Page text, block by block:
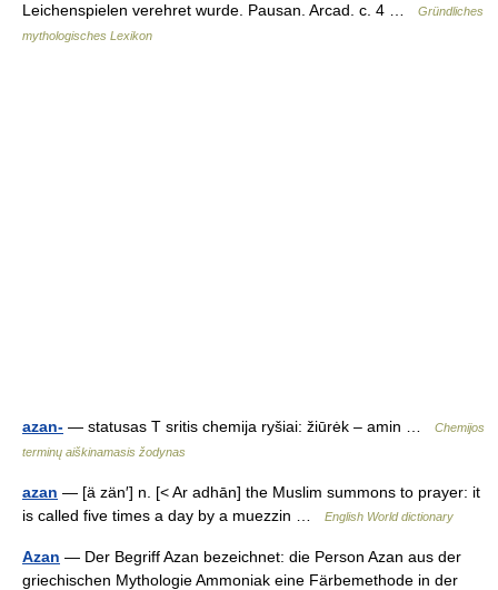
Leichenspielen verehret wurde. Pausan. Arcad. c. 4 …
Gründliches
mythologisches Lexikon
azan- — statusas T sritis chemija ryšiai: žiūrėk – amin …
Chemijos
terminų aiškinamasis žodynas
azan — [ä zän′] n. [< Ar adhān] the Muslim summons to prayer: it
is called five times a day by a muezzin …
English World dictionary
Azan — Der Begriff Azan bezeichnet: die Person Azan aus der
griechischen Mythologie Ammoniak eine Färbemethode in der